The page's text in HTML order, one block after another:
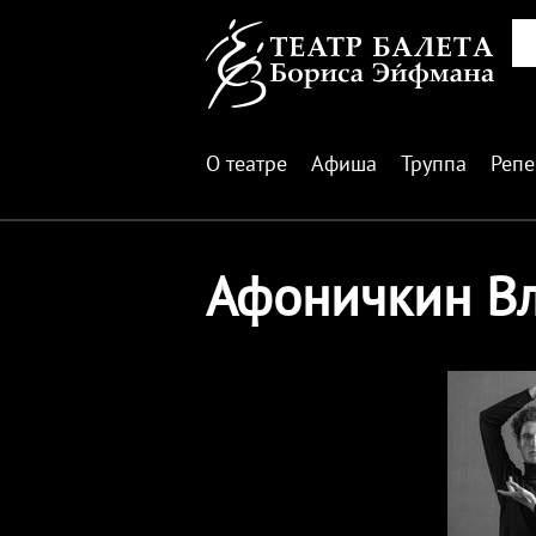
О театре Афиша Труппа
Афоничкин